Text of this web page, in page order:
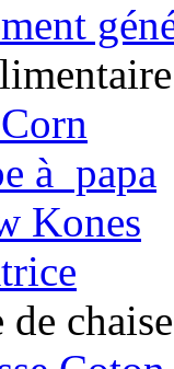
à papa
Kones
de chaise